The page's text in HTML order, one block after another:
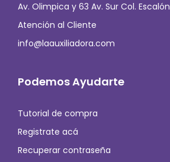
Av. Olimpica y 63 Av. Sur Col. Escalón
Atención al Cliente
info@laauxiliadora.com
Podemos Ayudarte
Tutorial de compra
Registrate acá
Recuperar contraseña